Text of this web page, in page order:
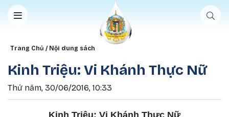
Nhảy đến nội dung
Breadcrumb
Trang Chủ Nội dung sách
Kinh Triệu: Vi Khánh Thực Nữ
Thứ năm, 30/06/2016, 10:33
Kinh Triệu: Vi Khánh Thực Nữ